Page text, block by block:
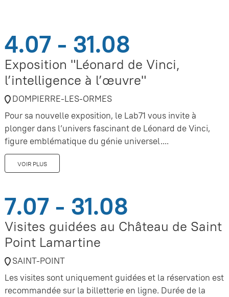
4.07 - 31.08
Exposition "Léonard de Vinci,
l’intelligence à l’œuvre"
DOMPIERRE-LES-ORMES
Pour sa nouvelle exposition, le Lab71 vous invite à
plonger dans l’univers fascinant de Léonard de Vinci,
figure emblématique du génie universel....
VOIR PLUS
7.07 - 31.08
Visites guidées au Château de Saint
Point Lamartine
SAINT-POINT
Les visites sont uniquement guidées et la réservation est
recommandée sur la billetterie en ligne. Durée de la